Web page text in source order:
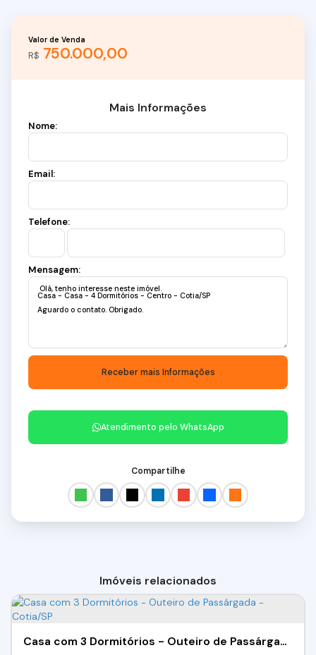
R$ 750.000,00
Valor de Venda
Mais Informações
Nome:
Email:
Telefone:
Mensagem:
Atendimento pelo WhatsApp
Compartilhe
Imóveis relacionados
Casa com 3 Dormitórios - Outeiro de Passárgada - Cotia/SP